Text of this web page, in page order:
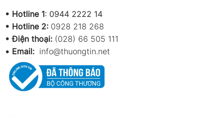
• Hotline 1: 0944 2222 14
• Hotline 2: 0928 218 268
• Điện thoại: (028) 66 505 111
• Email: info@thuongtin.net